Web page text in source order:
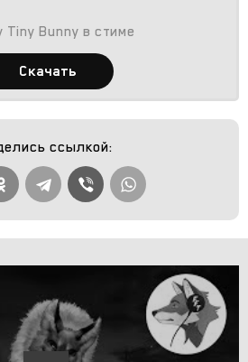
Tiny Bunny в стиме
Скачать
ссылкой: